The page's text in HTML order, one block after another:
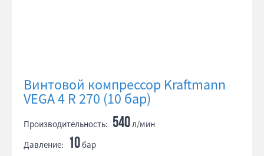
Винтовой компрессор Kraftmann
VEGA 4 R 270 (10 бар)
Производительность: 540л/мин
Давление: 10бар